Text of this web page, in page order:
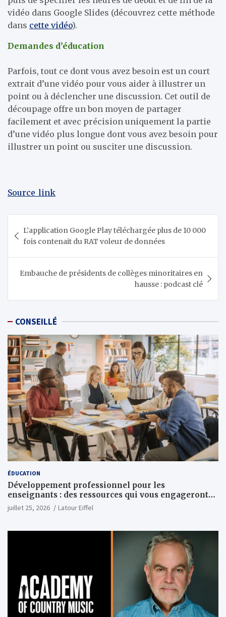
vidéo dans Google Slides (découvrez cette méthode
dans cette vidéo).
Demandes d’éducation
Parfois, tout ce dont vous avez besoin est un court
extrait d’une vidéo pour vous aider à illustrer un
point ou à déclencher une discussion. Cet outil de
découpage offre un bon moyen de partager
facilement et avec précision uniquement la partie
d’une vidéo plus longue dont vous avez besoin pour
illustrer un point ou susciter une discussion.
Source_link
de
l’article
L’application Google Play téléchargée plus de 10 000
fois contenait du RAT voleur de données
Embauche de présidents de collèges minoritaires en
hausse : podcast clé
CONSEILLÉ
ÉDUCATION
Développement professionnel pour les
enseignants : des ressources qui vous engageront
vraiment
juillet 25, 2026 Latour Eiffel